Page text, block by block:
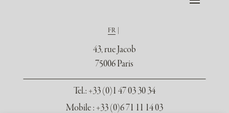
FR
43, rue Jacob
75006 Paris
Tel.: +33 (0)1 47 03 30 34
Mobile : +33 (0)6 71 11 14 03